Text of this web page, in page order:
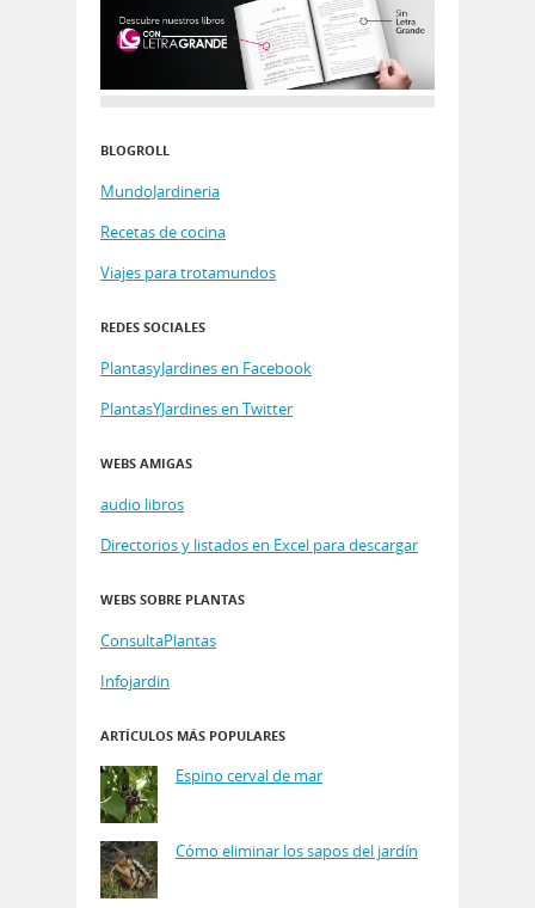
BLOGROLL
MundoJardineria
Recetas de cocina
Viajes para trotamundos
REDES SOCIALES
PlantasyJardines en Facebook
PlantasYJardines en Twitter
WEBS AMIGAS
audio libros
Directorios y listados en Excel para descargar
WEBS SOBRE PLANTAS
ConsultaPlantas
Infojardin
ARTÍCULOS MÁS POPULARES
Espino cerval de mar
Cómo eliminar los sapos del jardín